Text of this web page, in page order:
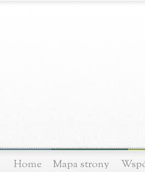
Home Mapa strony